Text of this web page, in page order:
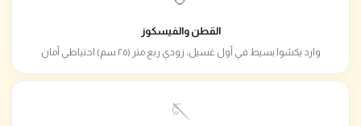
القطن والفيسكوز
وارد يكشوا بسيط في أول غسيل، زودي ربع متر (٢٥ سم) احتياطي أمان
🪡